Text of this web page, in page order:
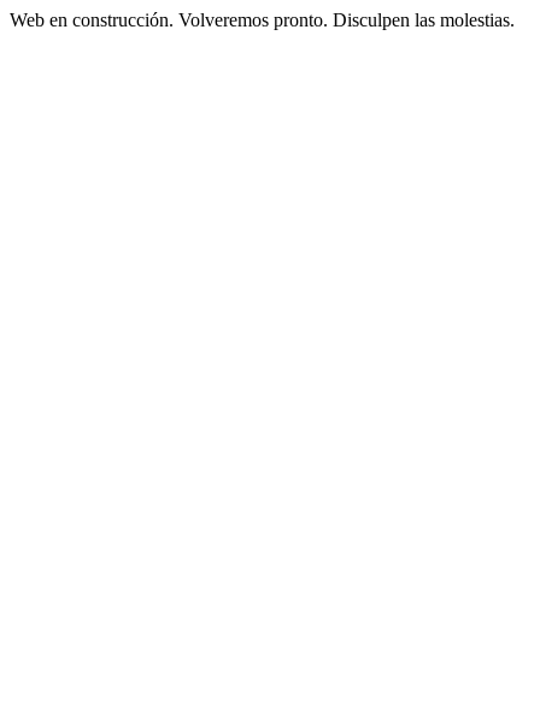
Web en construcción. Volveremos pronto. Disculpen las molestias.